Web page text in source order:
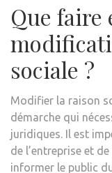
Que faire
sociale ?
Modifier la raison
démarche qui
juridiques. Il est
de l’entreprise et
informer le public